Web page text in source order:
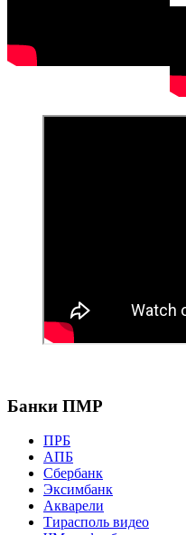
Банки ПМР
ПРБ
АПБ
Сбербанк
Эксимбанк
Акварели
Тирасполь видео